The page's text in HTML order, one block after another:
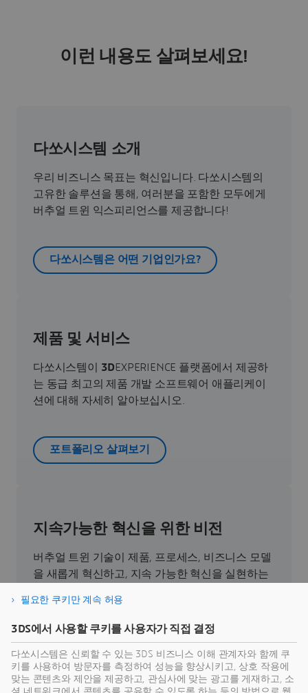
이런 내용도 살펴보세요!
다쏘시스템 소개
우리 비즈니스 목표는 혁신입니다. 다쏘시스템의
고유한 솔루션을 통해, 여러분을 포함한 모두에게
버추얼 트윈 익스피리언스를 제공합니다!
다쏘시스템은 어떤 기업인가요?
제품 및 서비스
다쏘시스템이 3DEXPERIENCE 플랫폼에서 제공하
는 동급 최고의 제품 개발 소프트웨어 애플리케이
션에 대해 자세히 알아보십시오.
포트폴리오 살펴보기
지속가능한 혁신을 위한 비전
버추얼 트윈 기술이 제품, 프로세스, 비즈니스 모델
을 새롭게 혁신하고, 지속 가능한 혁신을 실현하는
지속가능성 알아보기
필요한 쿠키만 계속 허용
3DS에서 사용할 쿠키를 사용자가 직접 결정
다쏘시스템은 신뢰할 수 있는 3DS 비즈니스 이해 관계자와 함께 쿠
키를 사용하여 방문자를 측정하여 성능을 향상시키고, 상호 작용에
맞는 콘텐츠와 제안을 제공하고, 관심사에 맞는 광고를 게재하고, 소